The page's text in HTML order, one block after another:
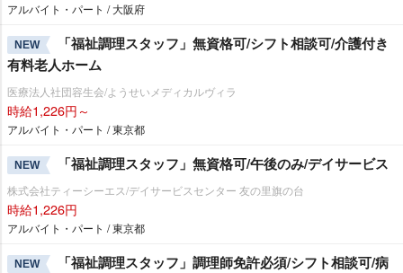
アルバイト・パート / 大阪府
NEW
「福祉調理スタッフ」無資格可/シフト相談可/介護付き
有料老人ホーム
医療法人社団容生会/ようせいメディカルヴィラ
時給1,226円～
アルバイト・パート / 東京都
NEW 「福祉調理スタッフ」無資格可/午後のみ/デイサービス
株式会社ティーシーエス/デイサービスセンター 友の里旗の台
時給1,226円
アルバイト・パート / 東京都
NEW
「福祉調理スタッフ」調理師免許必須/シフト相談可/病